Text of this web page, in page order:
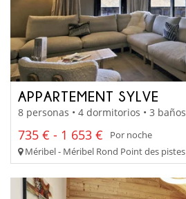
APPARTEMENT SYLVE
8 personas • 4 dormitorios • 3 baños
735 € - 1 653 €
Por noche
Méribel - Méribel Rond Point des pistes